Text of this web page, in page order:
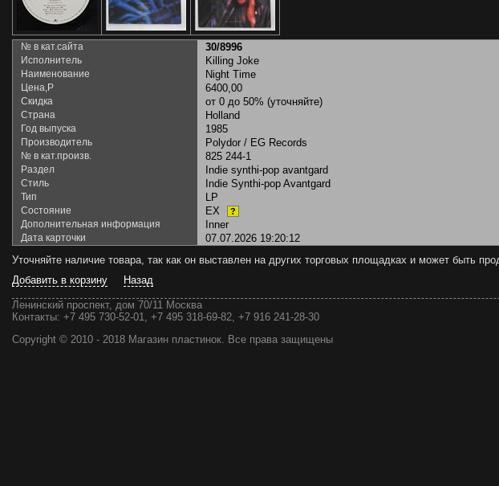
№ в кат.сайта 30/8996
Исполнитель Killing Joke
Наименование Night Time
Цена,Р 6400,00
Скидка от 0 до 50% (уточняйте)
Страна Holland
Год выпуска 1985
Производитель Polydor / EG Records
№ в кат.произв. 825 244-1
Раздел Indie synthi-pop avantgard
Стиль Indie Synthi-pop Avantgard
Тип LP
Состояние EX ?
Дополнительная информация Inner
Дата карточки
07.07.2026 19:20:12
Уточняйте наличие товара, так как он выставлен на других торговых площадках и может быть
Добавить в корзину
Назад
Ленинский проспект, дом 70/11 Москва
Контакты: +7 495 730-52-01, +7 495 318-69-82, +7 916 241-28-30
Copyright © 2010 - 2018 Магазин пластинок. Все права защищены